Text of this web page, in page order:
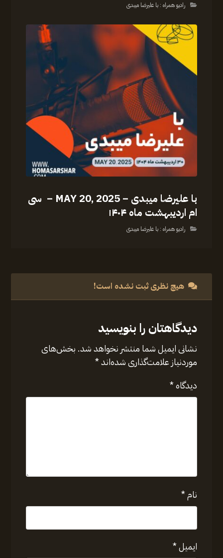
رادیو همراه : با علیرضا میبدی
با علیرضا میبدی – MAY 20, 2025 – سی
ام اردیبهشت ماه ۱۴۰۴
رادیو همراه : با علیرضا میبدی
هیچ نظری ثبت نشده است!
دیدگاهتان را بنویسید
نشانی ایمیل شما منتشر نخواهد شد. بخش‌های
موردنیاز علامت‌گذاری شده‌اند*
دیدگاه*
نام*
ایمیل*